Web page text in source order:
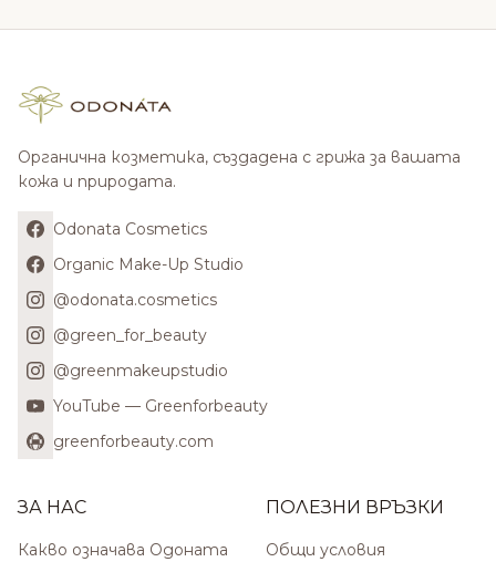
Органична козметика, създадена с грижа за вашата
кожа и природата.
Odonata Cosmetics
Organic Make-Up Studio
@odonata.cosmetics
@green_for_beauty
@greenmakeupstudio
YouTube — Greenforbeauty
greenforbeauty.com
ЗА НАС
Какво означава Одоната
ПОЛЕЗНИ ВРЪЗКИ
Общи условия